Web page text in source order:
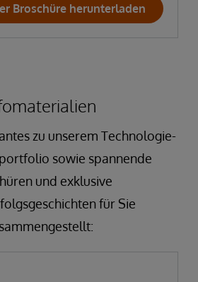
Broschüre herunterladen
zu unserem Technologie-
sowie spannende
und exklusive
für Sie